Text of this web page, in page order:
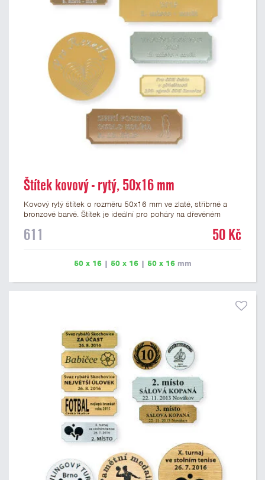
Štítek kovový - rytý, 50x16 mm
Kovový rytý štítek o rozměru 50x16 mm ve zlaté, stříbrné a
bronzové barvě. Štítek je ideální pro poháry na dřevěném
nebo text. U textu doporučujeme maximálně 3 řádky, aby byla
možné přiložit v prvním kroku objednávky.
611 50 Kč
50 x 16| 50 x 16| 50 x 16mm